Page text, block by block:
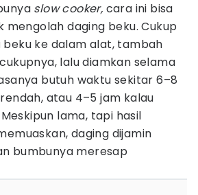
slow cooker, cara ini bisa
mengolah daging beku. Cukup
beku ke dalam alat, tambah
lalu diamkan selama
butuh waktu sekitar 6–8
atau 4–5 jam kalau
lama, tapi hasil
daging dijamin
bumbunya meresap